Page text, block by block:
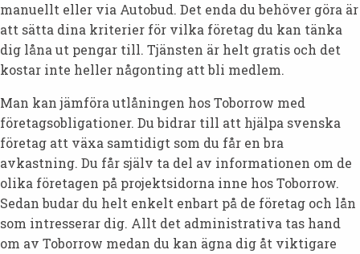
manuellt eller via Autobud. Det enda du behöver göra är
att sätta dina kriterier för vilka företag du kan tänka
dig låna ut pengar till. Tjänsten är helt gratis och det
kostar inte heller någonting att bli medlem.
Man kan jämföra utlåningen hos Toborrow med
företagsobligationer. Du bidrar till att hjälpa svenska
företag att växa samtidigt som du får en bra
avkastning. Du får själv ta del av informationen om de
olika företagen på projektsidorna inne hos Toborrow.
Sedan budar du helt enkelt enbart på de företag och lån
som intresserar dig. Allt det administrativa tas hand
om av Toborrow medan du kan ägna dig åt viktigare